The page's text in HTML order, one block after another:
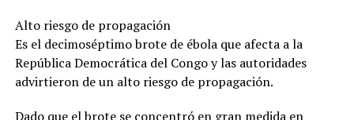
Alto riesgo de propagación
Es el decimoséptimo brote de ébola que afecta a la
República Democrática del Congo y las autoridades
advirtieron de un alto riesgo de propagación.
Dado que el brote se concentró en gran medida en